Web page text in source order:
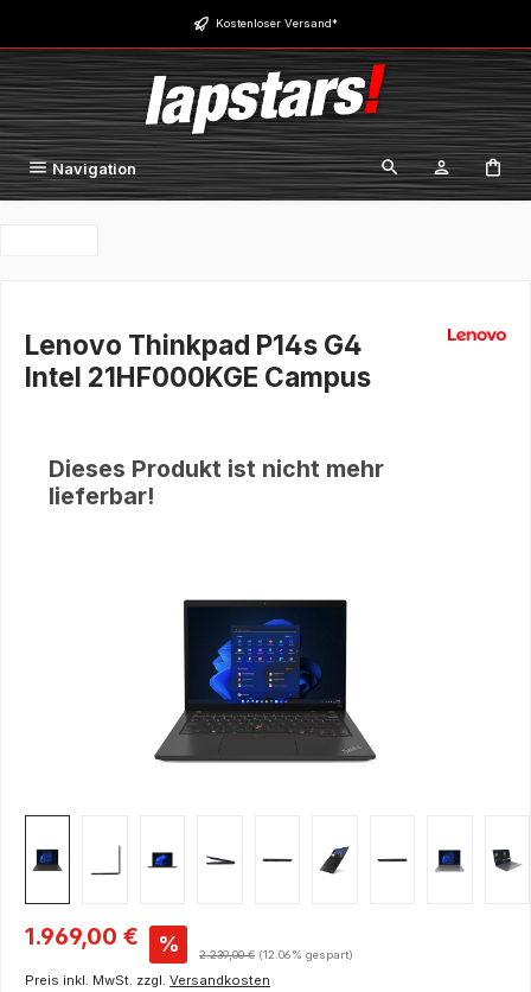
Zum Hauptinhalt springen Kostenloser Versand*
Navigation
Lenovo Thinkpad P14s G4
Intel 21HF000KGE Campus
Dieses Produkt ist nicht mehr
lieferbar!
Verkaufspreis:
1.969,00 € % Regulärer Preis:
2.239,00 € (12.06% gespart)
Preis inkl. MwSt. zzgl. Versandkosten